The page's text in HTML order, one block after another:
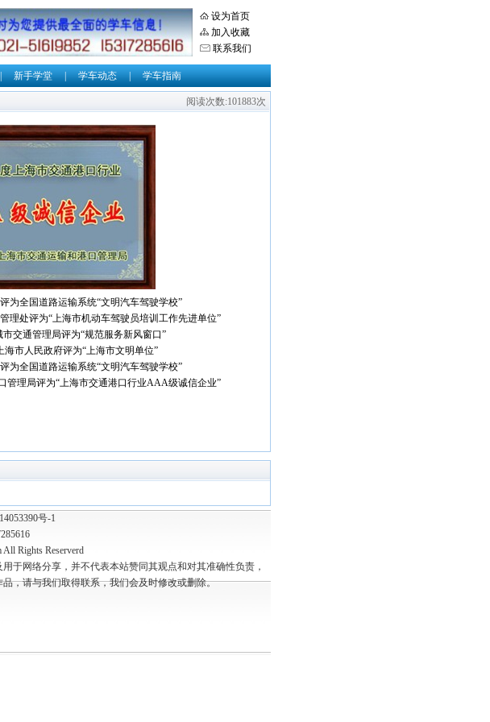
设为首页
加入收藏
联系我们
新手学堂|学车动态|学车指南
阅读次数:101883次
为全国道路运输系统“文明汽车驾驶学校”
理处评为“上海市机动车驾驶员培训工作先进单位”
市交通管理局评为“规范服务新风窗口”
海市人民政府评为“上海市文明单位”
为全国道路运输系统“文明汽车驾驶学校”
管理局评为“上海市交通港口行业AAA级诚信企业”
号-1
Rights Reserverd
于网络分享，并不代表本站赞同其观点和对其准确性负责，
，请与我们取得联系，我们会及时修改或删除。